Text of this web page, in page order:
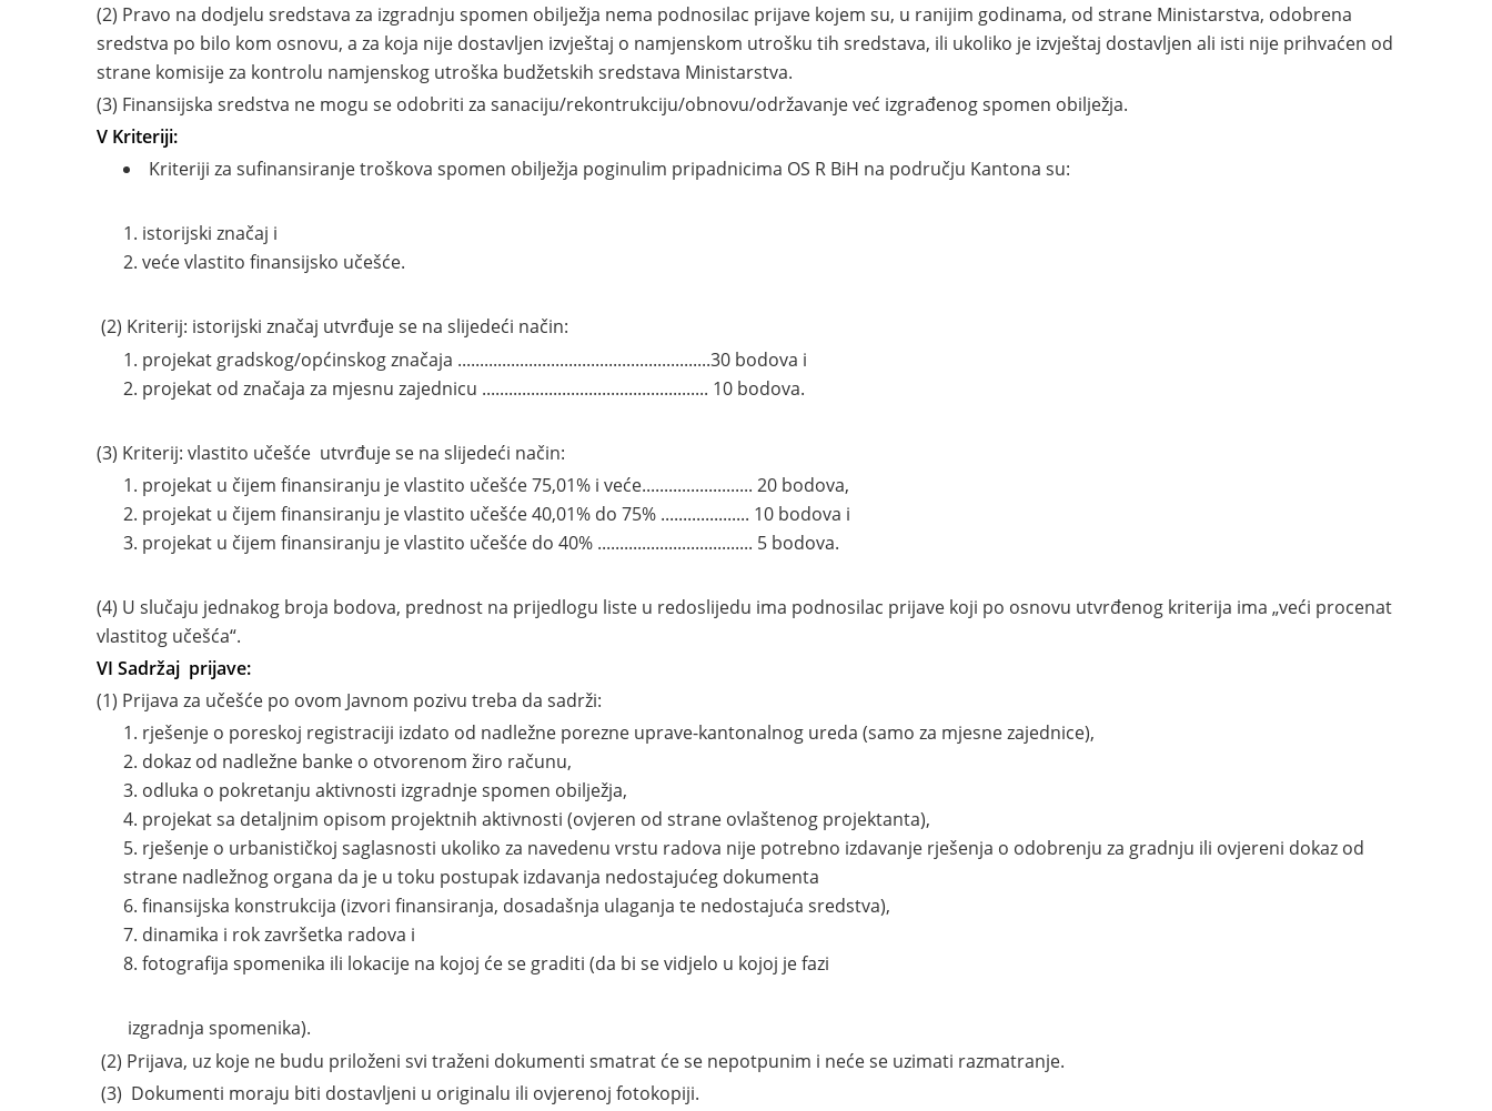
(2) Pravo na dodjelu sredstava za izgradnju spomen obilježja nema podnosilac prijave kojem su, u ranijim godinama, od strane Ministarstva, odobrena
sredstva po bilo kom osnovu, a za koja nije dostavljen izvještaj о namjenskom utrošku tih sredstava, ili ukoliko je izvještaj dostavljen ali isti nije prihvaćen od
strane komisije za kontrolu namjenskog utroška budžetskih sredstava Ministarstva.
(3) Finansijska sredstva ne mogu se odobriti za sanaciju/rekontrukciju/obnovu/održavanje već izgrađenog spomen obilježja.
V Kriteriji:
Kriteriji za sufinansiranje troškova spomen obilježja poginulim pripadnicima OS R BiH na području Kantona su:
istorijski značaj i
veće vlastito finansijsko učešće.
(2) Kriterij: istorijski značaj utvrđuje se na slijedeći način:
projekat gradskog/općinskog značaja .........................................................30 bodova i
projekat od značaja za mjesnu zajednicu ................................................... 10 bodova.
(3) Kriterij: vlastito učešće utvrđuje se na slijedeći način:
projekat u čijem finansiranju je vlastito učešće 75,01% i veće......................... 20 bodova,
projekat u čijem finansiranju je vlastito učešće 40,01% do 75% .................... 10 bodova i
projekat u čijem finansiranju je vlastito učešće do 40% ................................... 5 bodova.
(4) U slučaju jednakog broja bodova, prednost na prijedlogu liste u redoslijedu ima podnosilac prijave koji po osnovu utvrđenog kriterija ima „veći procenat
vlastitog učešća“.
VI Sadržaj prijave:
(1) Prijava za učešće po ovom Javnom pozivu treba da sadrži:
rješenje o poreskoj registraciji izdato od nadležne porezne uprave-kantonalnog ureda (samo za mjesne zajednice),
dokaz od nadležne banke o otvorenom žiro računu,
odluka o pokretanju aktivnosti izgradnje spomen obilježja,
projekat sa detaljnim opisom projektnih aktivnosti (ovjeren od strane ovlaštenog projektanta),
rješenje o urbanističkoj saglasnosti ukoliko za navedenu vrstu radova nije potrebno izdavanje rješenja o odobrenju za gradnju ili ovjereni dokaz od
strane nadležnog organa da je u toku postupak izdavanja nedostajućeg dokumenta
finansijska konstrukcija (izvori finansiranja, dosadašnja ulaganja te nedostajuća sredstva),
dinamika i rok završetka radova i
fotografija spomenika ili lokacije na kojoj će se graditi (da bi se vidjelo u kojoj je fazi
izgradnja spomenika).
(2) Prijava, uz koje ne budu priloženi svi traženi dokumenti smatrat će se nepotpunim i neće se uzimati razmatranje.
(3) Dokumenti moraju biti dostavljeni u originalu ili ovjerenoj fotokopiji.